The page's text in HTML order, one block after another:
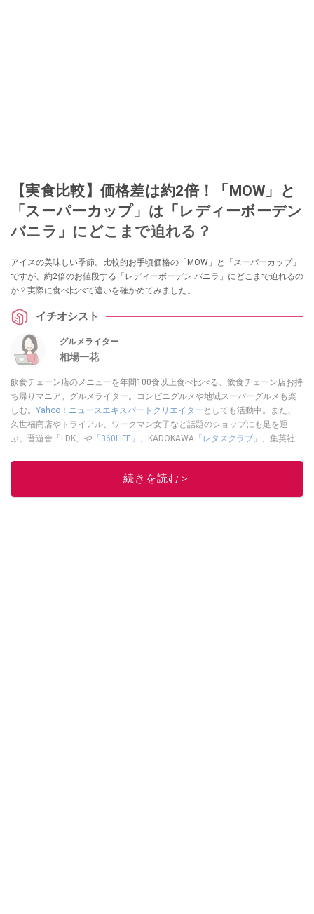
【実食比較】価格差は約2倍！「MOW」と
「スーパーカップ」は「レディーボーデン
バニラ」にどこまで迫れる？
アイスの美味しい季節。比較的お手頃価格の「MOW」と「スーパーカップ」
ですが、約2倍のお値段する「レディーボーデン バニラ」にどこまで迫れるの
か？実際に食べ比べて違いを確かめてみました。
イチオシスト
グルメライター
相場一花
飲食チェーン店のメニューを年間100食以上食べ比べる、飲食チェーン店お持
ち帰りマニア。グルメライター。コンビニグルメや地域スーパーグルメも楽
しむ。 Yahoo！ニュースエキスパートクリエイター としても活動中。また、
久世福商店やトライアル、ワークマン女子など話題のショップにも足を運
ぶ。晋遊舎「LDK」や 「360LiFE」 、KADOKAWA 「レタスクラブ」
、集英社
ルメライター、食の専門家として出演実績あり。
続きを読む＞